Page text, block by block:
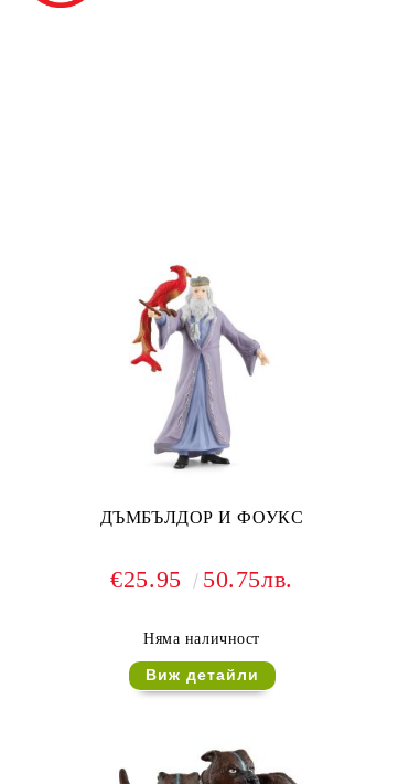
ДЪМБЪЛДОР И ФОУКС
€25.95 50.75лв.
Няма наличност
Виж детайли